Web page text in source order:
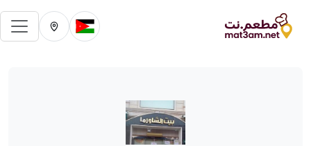
تغيير الدولة الحالية
تغيير المدينة